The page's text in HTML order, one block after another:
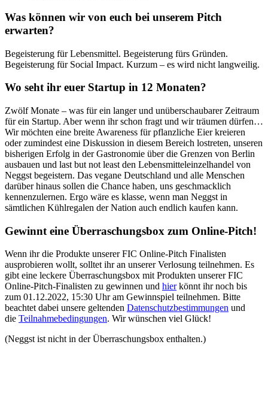
Was können wir von euch bei unserem Pitch
erwarten?
Begeisterung für Lebensmittel. Begeisterung fürs Gründen.
Begeisterung für Social Impact. Kurzum – es wird nicht langweilig.
Wo seht ihr euer Startup in 12 Monaten?
Zwölf Monate – was für ein langer und unüberschaubarer Zeitraum
für ein Startup. Aber wenn ihr schon fragt und wir träumen dürfen…
Wir möchten eine breite Awareness für pflanzliche Eier kreieren
oder zumindest eine Diskussion in diesem Bereich lostreten, unseren
bisherigen Erfolg in der Gastronomie über die Grenzen von Berlin
ausbauen und last but not least den Lebensmitteleinzelhandel von
Neggst begeistern. Das vegane Deutschland und alle Menschen
darüber hinaus sollen die Chance haben, uns geschmacklich
kennenzulernen. Ergo wäre es klasse, wenn man Neggst in
sämtlichen Kühlregalen der Nation auch endlich kaufen kann.
Gewinnt eine Überraschungsbox zum Online-Pitch!
Wenn ihr die Produkte unserer FIC Online-Pitch Finalisten
ausprobieren wollt, solltet ihr an unserer Verlosung teilnehmen. Es
gibt eine leckere Überraschungsbox mit Produkten unserer FIC
Online-Pitch-Finalisten zu gewinnen und hierkönnt ihr noch bis
zum 01.12.2022, 15:30 Uhr am Gewinnspiel teilnehmen. Bitte
beachtet dabei unsere geltenden Datenschutzbestimmungen und
die Teilnahmebedingungen. Wir wünschen viel Glück!
(Neggst ist nicht in der Überraschungsbox enthalten.)